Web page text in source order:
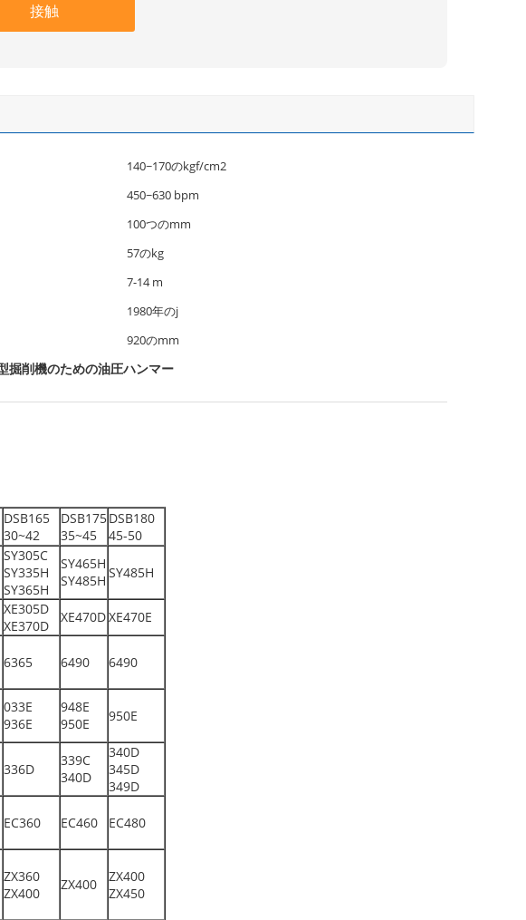
接触
140~170のkgf/cm2
450~630 bpm
100つのmm
57のkg
7-14 m
1980年のj
920のmm
掘削機のための油圧ハンマー
DSB165
30~42
DSB175
35~45
DSB180
45-50
SY305C
SY335H
SY365H
SY465H
SY485H SY485H
XE305D
XE370D
XE470DXE470E
6365 6490 6490
033E
936E
948E
950E
950E
336D
339C
340D
340D
345D
349D
EC360 EC460 EC480
ZX360
ZX400
ZX400
ZX400
ZX450